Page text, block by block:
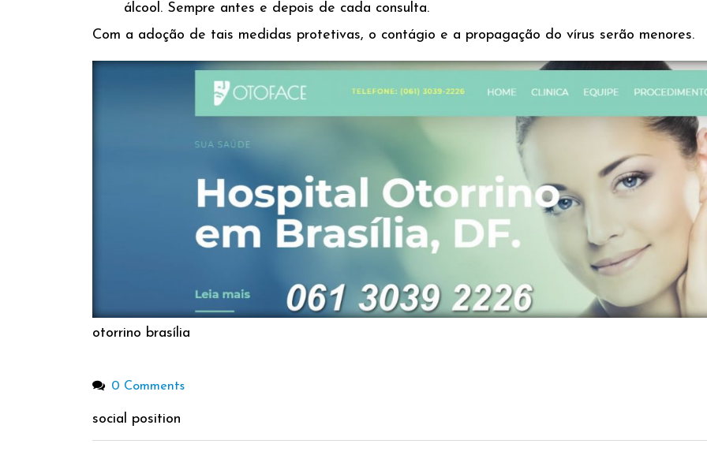
álcool. Sempre antes e depois de cada consulta.
Com a adoção de tais medidas protetivas, o contágio e a propagação do vírus serão menores.
otorrino brasília
0 Comments
social position